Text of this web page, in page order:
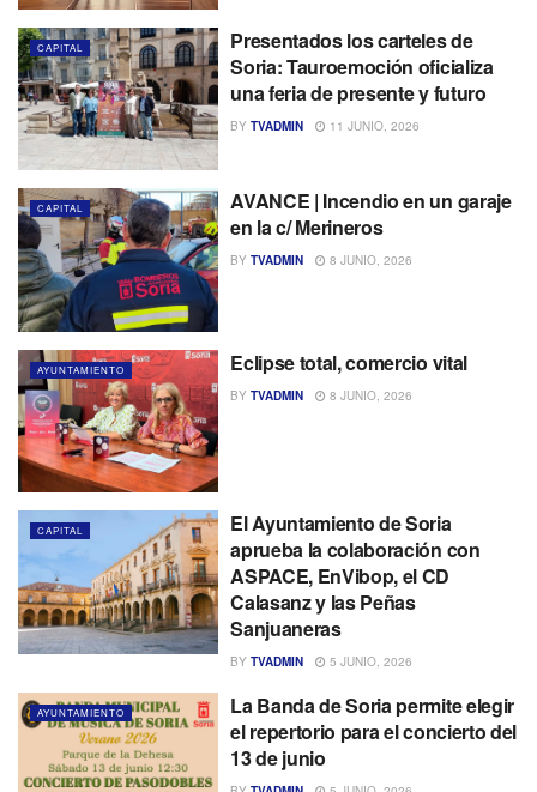
CAPITAL
Presentados los carteles de
Soria: Tauroemoción oficializa
una feria de presente y futuro
BY TVADMIN 11 JUNIO, 2026
CAPITAL
AVANCE | Incendio en un garaje
en la c/ Merineros
BY TVADMIN 8 JUNIO, 2026
AYUNTAMIENTO Eclipse total, comercio vital
BY TVADMIN 8 JUNIO, 2026
CAPITAL
El Ayuntamiento de Soria
aprueba la colaboración con
ASPACE, EnVibop, el CD
Calasanz y las Peñas
Sanjuaneras
BY TVADMIN 5 JUNIO, 2026
AYUNTAMIENTO
La Banda de Soria permite elegir
el repertorio para el concierto del
13 de junio